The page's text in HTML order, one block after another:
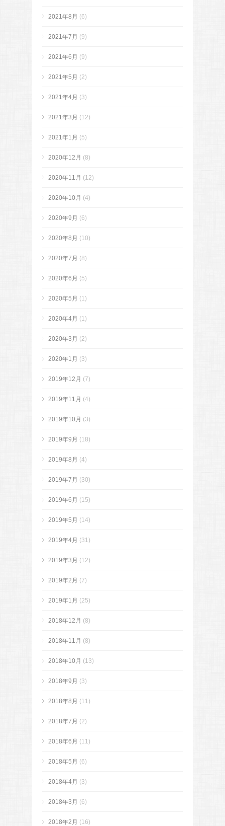
2021年8月 (6)
2021年7月 (9)
2021年6月 (9)
2021年5月 (2)
2021年4月 (3)
2021年3月 (12)
2021年1月 (5)
2020年12月 (8)
2020年11月 (12)
2020年10月 (4)
2020年9月 (6)
2020年8月 (10)
2020年7月 (8)
2020年6月 (5)
2020年5月 (1)
2020年4月 (1)
2020年3月 (2)
2020年1月 (3)
2019年12月 (7)
2019年11月 (4)
2019年10月 (3)
2019年9月 (18)
2019年8月 (4)
2019年7月 (30)
2019年6月 (15)
2019年5月 (14)
2019年4月 (31)
2019年3月 (12)
2019年2月 (7)
2019年1月 (25)
2018年12月 (8)
2018年11月 (8)
2018年10月 (13)
2018年9月 (3)
2018年8月 (11)
2018年7月 (2)
2018年6月 (11)
2018年5月 (6)
2018年4月 (3)
2018年3月 (6)
2018年2月 (16)